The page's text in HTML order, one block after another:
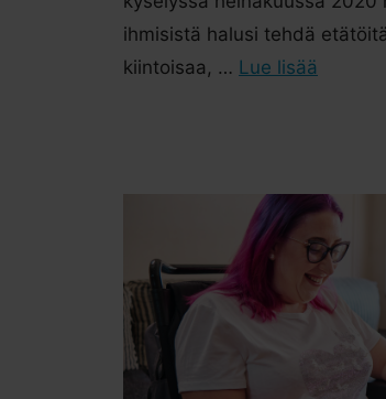
ihmisistä halusi tehdä
kiintoisaa, … Lue lisää